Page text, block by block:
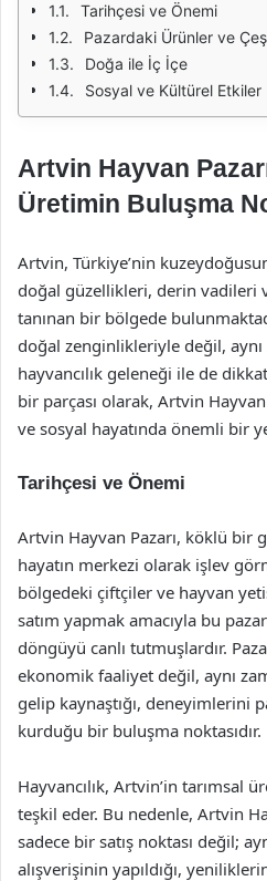
Tarihçesi ve Önemi
Pazardaki Ürünler ve
Doğa ile İç İçe
Sosyal ve Kültürel Etkiler
Artvin Hayvan
Üretimin Buluşma
Artvin, Türkiye’nin
doğal güzellikleri, derin vadileri
tanınan bir bölgede
doğal zenginlikleriyle değil,
hayvancılık geleneği ile de
bir parçası olarak, Artvin
ve sosyal hayatında önemli bir
Tarihçesi ve Önemi
Artvin Hayvan Pazarı, köklü bir
hayatın merkezi olarak işlev
bölgedeki çiftçiler ve hayvan
satım yapmak amacıyla bu
döngüyü canlı tutmuşlardır.
ekonomik faaliyet değil, aynı
gelip kaynaştığı, deneyimlerini
kurduğu bir buluşma noktasıdır.
Hayvancılık, Artvin’in tarımsal
teşkil eder. Bu nedenle, Artvin
sadece bir satış noktası değil;
alışverişinin yapıldığı,